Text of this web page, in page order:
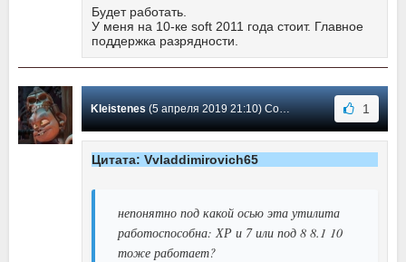
Будет работать.
У меня на 10-ке soft 2011 года стоит. Главное
поддержка разрядности.
Kleistenes(5 апреля 2019 21:10) Сообщение #45 1
Цитата: Vvladdimirovich65
непонятно под какой осью эта утилита
работоспособна: ХР и 7 или под 8 8.1 10
тоже работает?